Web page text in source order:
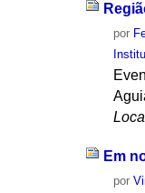
por
Em
por